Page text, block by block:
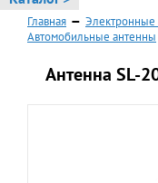
Главная — Электронные
Автомобильные антенны
Антенна SL-